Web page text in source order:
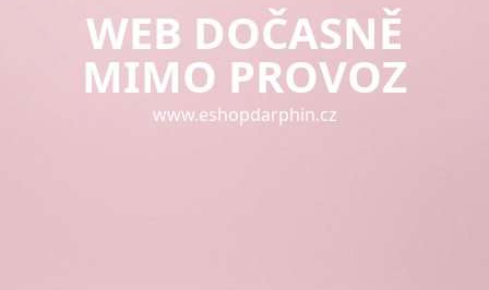
WEB DOČASNĚ
MIMO PROVOZ
www.eshopdarphin.cz